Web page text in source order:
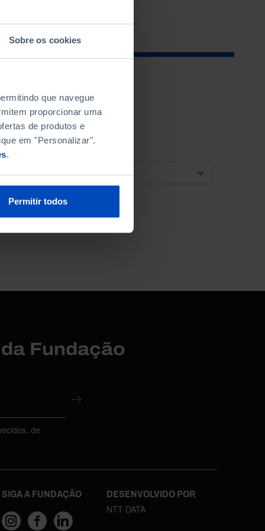
Sobre os cookies
que navegue
proporcionar uma
de produtos e
em "Personalizar".
.
Permitir todos
ORDENAR POR
Fundação
de
SIGA A FUNDAÇÃO DESENVOLVIDO POR
NTT DATA